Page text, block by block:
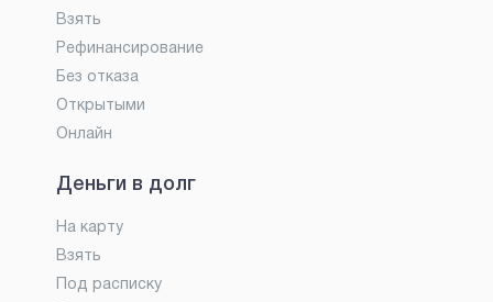
Взять
Рефинансирование
Без отказа
Открытыми
Онлайн
Деньги в долг
На карту
Взять
Под расписку